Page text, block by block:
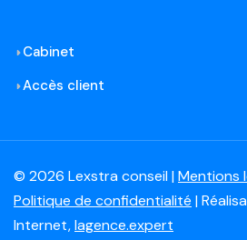
Cabinet
Accès client
© 2026 Lexstra conseil |Mentions
Politique de confidentialité |
Internet,lagence.expert